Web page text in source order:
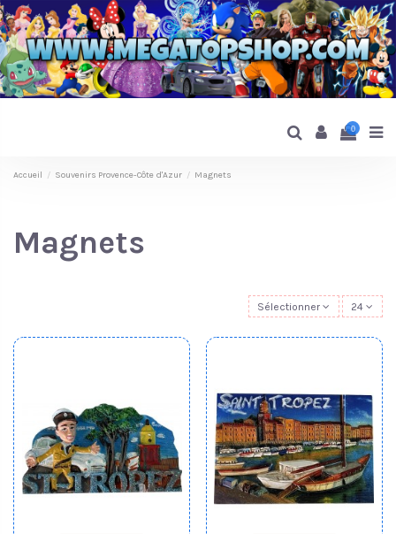
0
Accueil Souvenirs Provence-Côte d'Azur Magnets
Magnets
Sélectionner 24